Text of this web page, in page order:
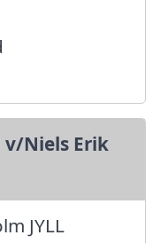
Niels Erik
JYLL